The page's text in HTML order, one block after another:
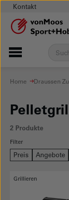
Kontakt
Home Draussen
2 Produkte
Filter
Preis Angebote
Grillieren